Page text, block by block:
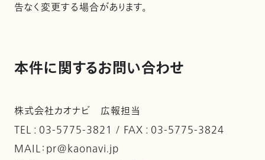
告なく変更する場合があります。
本件に関するお問い合わせ
株式会社カオナビ 広報担当
TEL : 03-5775-3821 / FAX : 03-5775-3824
MAIL：pr@kaonavi.jp